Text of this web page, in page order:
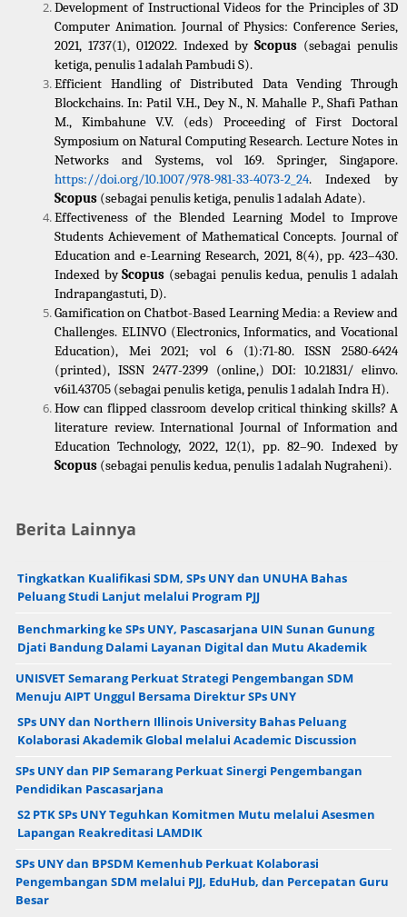
Development of Instructional Videos for the Principles of 3D
Computer Animation. Journal of Physics: Conference Series,
2021, 1737(1), 012022. Indexed by Scopus (sebagai penulis
ketiga, penulis 1 adalah Pambudi S).
Efficient Handling of Distributed Data Vending Through
Blockchains. In: Patil V.H., Dey N., N. Mahalle P., Shafi Pathan
M., Kimbahune V.V. (eds) Proceeding of First Doctoral
Symposium on Natural Computing Research. Lecture Notes in
https://doi.org/10.1007/978-981-33-4073-2_24
. Indexed by
Scopus (sebagai penulis ketiga, penulis 1 adalah Adate).
Effectiveness of the Blended Learning Model to Improve
Students Achievement of Mathematical Concepts. Journal of
Education and e-Learning Research, 2021, 8(4), pp. 423–430.
Indexed by Scopus (sebagai penulis kedua, penulis 1 adalah
Indrapangastuti, D).
Gamification on Chatbot-Based Learning Media: a Review and
Challenges. ELINVO (Electronics, Informatics, and Vocational
Education), Mei 2021; vol 6 (1):71-80. ISSN 2580-6424
(printed), ISSN 2477-2399 (online,) DOI: 10.21831/ elinvo.
v6i1.43705 (sebagai penulis ketiga, penulis 1 adalah Indra H).
How can flipped classroom develop critical thinking skills? A
literature review. International Journal of Information and
Education Technology, 2022, 12(1), pp. 82–90. Indexed by
Scopus (sebagai penulis kedua, penulis 1 adalah Nugraheni).
Berita Lainnya
Tingkatkan Kualifikasi SDM, SPs UNY dan UNUHA Bahas
Peluang Studi Lanjut melalui Program PJJ
Benchmarking ke SPs UNY, Pascasarjana UIN Sunan Gunung
Djati Bandung Dalami Layanan Digital dan Mutu Akademik
UNISVET Semarang Perkuat Strategi Pengembangan SDM
Menuju AIPT Unggul Bersama Direktur SPs UNY
SPs UNY dan Northern Illinois University Bahas Peluang
Kolaborasi Akademik Global melalui Academic Discussion
SPs UNY dan PIP Semarang Perkuat Sinergi Pengembangan
Pendidikan Pascasarjana
S2 PTK SPs UNY Teguhkan Komitmen Mutu melalui Asesmen
Lapangan Reakreditasi LAMDIK
SPs UNY dan BPSDM Kemenhub Perkuat Kolaborasi
Pengembangan SDM melalui PJJ, EduHub, dan Percepatan Guru
Besar